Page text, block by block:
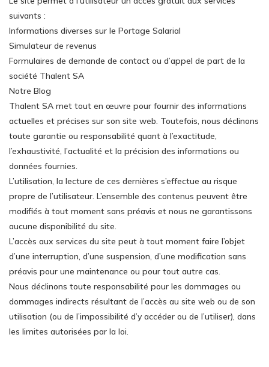
suivants :
Informations diverses sur le Portage Salarial
Simulateur de revenus
Formulaires de demande de contact ou d’appel de part de la
société Thalent SA
Notre Blog
Thalent SA met tout en œuvre pour fournir des informations
actuelles et précises sur son site web. Toutefois, nous déclinons
toute garantie ou responsabilité quant à l’exactitude,
l’exhaustivité, l’actualité et la précision des informations ou
données fournies.
L’utilisation, la lecture de ces dernières s’effectue au risque
propre de l’utilisateur. L’ensemble des contenus peuvent être
modifiés à tout moment sans préavis et nous ne garantissons
aucune disponibilité du site.
L’accès aux services du site peut à tout moment faire l’objet
d’une interruption, d’une suspension, d’une modification sans
préavis pour une maintenance ou pour tout autre cas.
Nous déclinons toute responsabilité pour les dommages ou
dommages indirects résultant de l’accès au site web ou de son
utilisation (ou de l’impossibilité d’y accéder ou de l’utiliser), dans
les limites autorisées par la loi.